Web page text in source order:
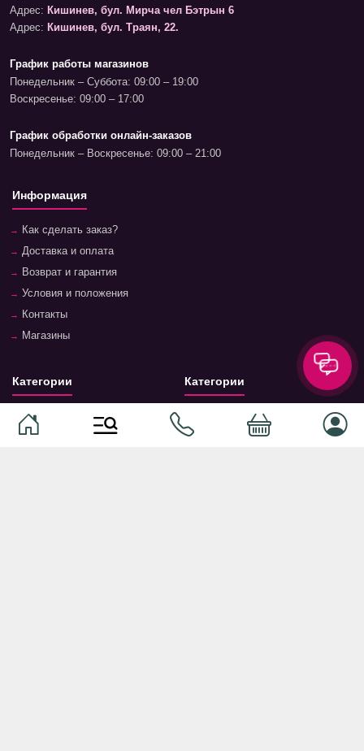
Адрес: Кишинев, бул. Мирча чел Бэтрын 6
Адрес: Кишинев, бул. Траян, 22.
График работы магазинов
Понедельник – Суббота: 09:00 – 19:00
Воскресенье: 09:00 – 17:00
График обработки онлайн-заказов
Понедельник – Воскресенье: 09:00 – 21:00
Информация
Как сделать заказ?
Доставка и оплата
Возврат и гарантия
Условия и положения
Контакты
Магазины
Категории
Домашние животные
Ваучер TopMag
Категории
Компоненты
Сетевое оборудование